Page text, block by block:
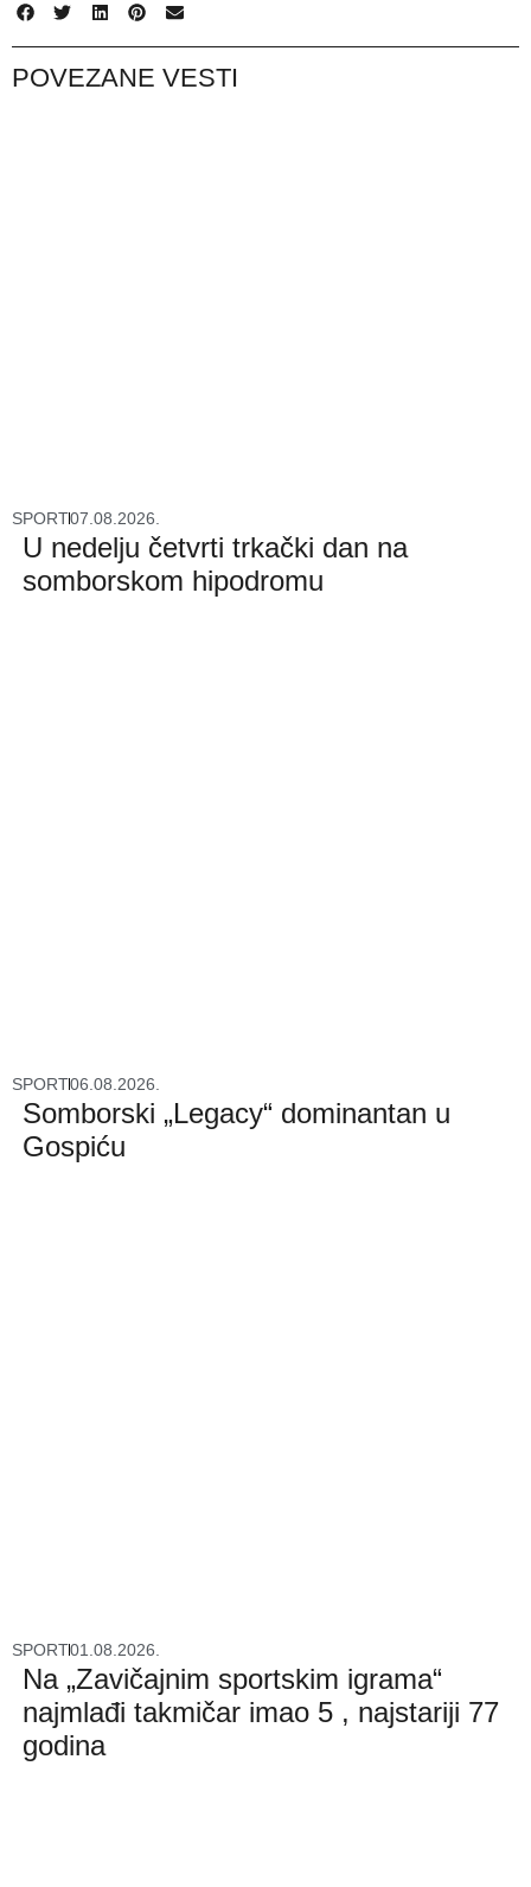
POVEZANE VESTI
SPORT07.08.2026.
U nedelju četvrti trkački dan na
somborskom hipodromu
SPORT06.08.2026.
Somborski „Legacy“ dominantan u
Gospiću
SPORT01.08.2026.
Na „Zavičajnim sportskim igrama“
najmlađi takmičar imao 5 , najstariji 77
godina